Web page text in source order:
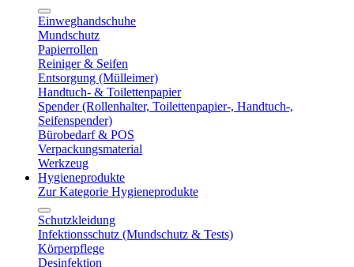
Einweghandschuhe
Mundschutz
Papierrollen
Reiniger & Seifen
Entsorgung (Mülleimer)
Handtuch- & Toilettenpapier
Spender (Rollenhalter, Toilettenpapier-, Handtuch-,
Seifenspender)
Bürobedarf & POS
Verpackungsmaterial
Werkzeug
Hygieneprodukte
Zur Kategorie Hygieneprodukte
Schutzkleidung
Infektionsschutz (Mundschutz & Tests)
Körperpflege
Desinfektion